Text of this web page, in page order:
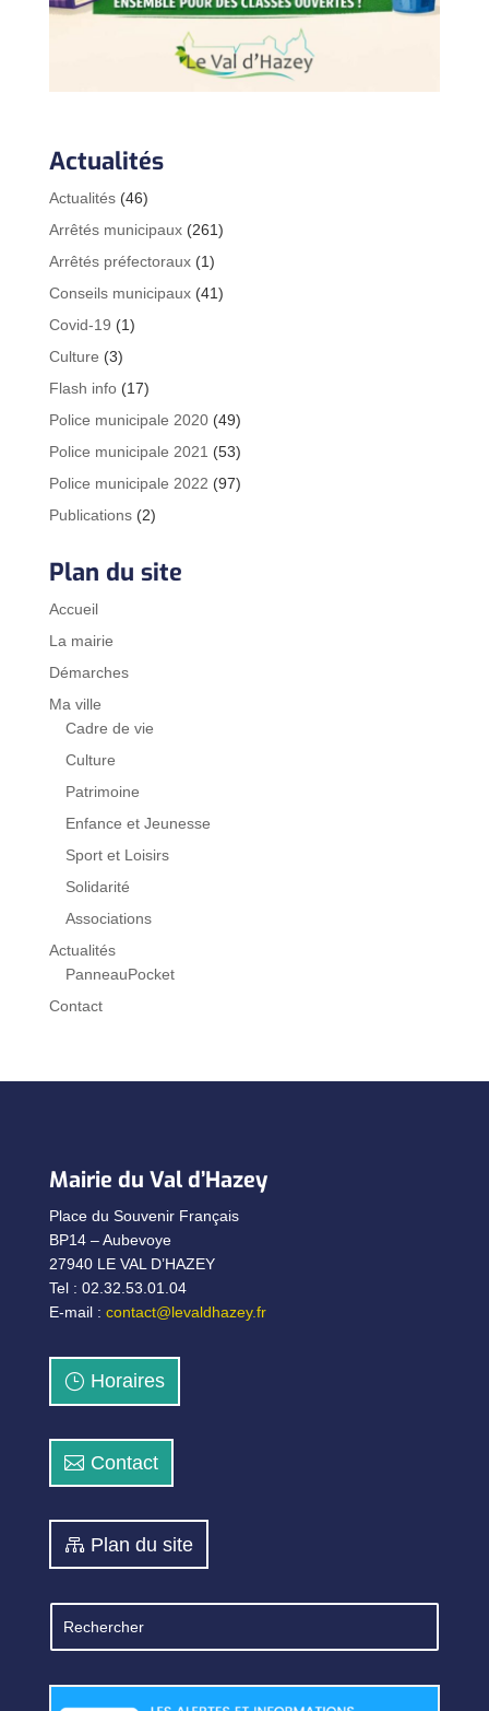
Actualités
Actualités(46)
Arrêtés municipaux(261)
Arrêtés préfectoraux(1)
Conseils municipaux(41)
Covid-19 (1)
Culture (3)
Flash info(17)
Police municipale 2020(49)
Police municipale 2021 (53)
Police municipale 2022 (97)
Publications(2)
Plan du site
Accueil
La mairie
Démarches
Ma ville
Cadre de vie
Culture
Patrimoine
Enfance et Jeunesse
Sport et Loisirs
Solidarité
Associations
Actualités
PanneauPocket
Contact
Mairie du Val d’Hazey
Place du Souvenir Français
BP14 – Aubevoye
27940 LE VAL D’HAZEY
Tel : 02.32.53.01.04
E-mail : contact@levaldhazey.fr
Horaires
Contact
Plan du site